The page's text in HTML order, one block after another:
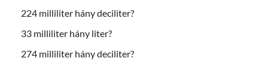
224 milliliter hány deciliter?
33 milliliter hány liter?
274 milliliter hány deciliter?